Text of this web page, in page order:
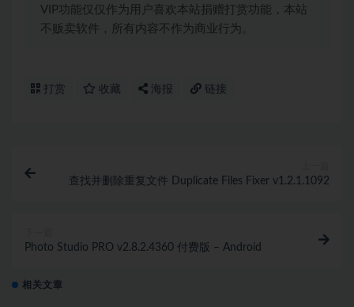
VIP功能仅仅作为用户喜欢本站捐赠打赏功能，本站
不贩卖软件，所有内容不作为商业行为。
打赏 收藏 海报 链接
查找并删除重复文件 Duplicate Files Fixer v1.2.1.1092
Photo Studio PRO v2.8.2.4360 付费版 – Android
相关文章